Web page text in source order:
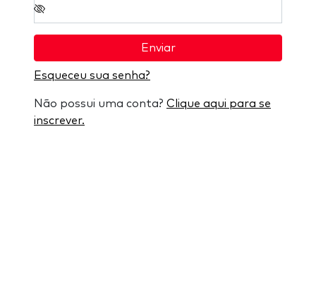
Enviar
Esqueceu sua senha?
Não possui uma conta? Clique aqui para se
inscrever.